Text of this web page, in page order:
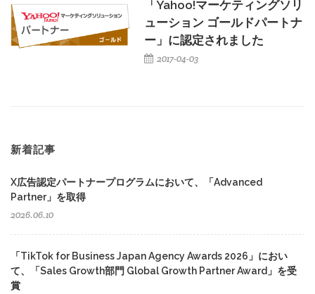
「Yahoo!マーケティングソリ
ューション ゴールドパートナ
ー」に認定されました
2017-04-03
新着記事
X広告認定パートナープログラムにおいて、「Advanced
Partner」を取得
2026.06.10
「TikTok for Business Japan Agency Awards 2026」におい
て、「Sales Growth部門 Global Growth Partner Award」を受
賞